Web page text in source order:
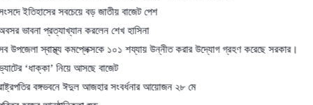
সবচেয়ে বড় জাতীয় বাজেট পেশ
প্রত্যাখ্যান করলেন শেখ হাসিনা
কমপ্লেক্সকে ১০১ শয্যায় উন্নীত করার উদ্যোগ গ্রহণ করেছে সরকার।
নিয়ে আসছে বাজেট
বঙ্গভবনে ঈদুল আজহার সংবর্ধনার আয়োজন ২৮ মে